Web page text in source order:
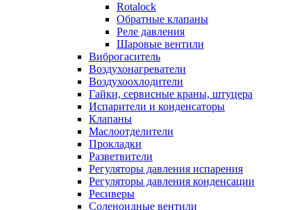
Rotalock
Обратные клапаны
Реле давления
Шаровые вентили
Виброгаситель
Воздухонагреватели
Воздухоохлодители
Гайки, сервисные краны, штуцера
Испарители и конденсаторы
Клапаны
Маслоотделители
Прокладки
Разветвители
Регуляторы давления испарения
Регуляторы давления конденсации
Ресиверы
Соленоидные вентили